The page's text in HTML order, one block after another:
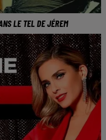
LE TEL DE JÉREM
à Metz